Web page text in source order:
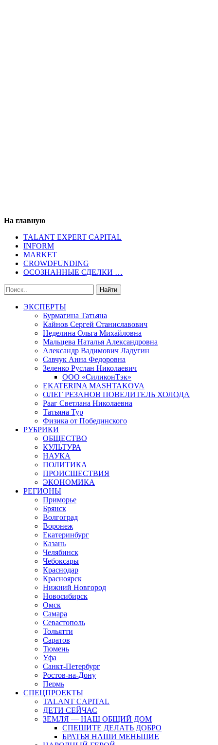
На главную
TALANT EXPERT CAPITAL
INFORM
MARKET
CROWDFUNDING
ОСОЗНАННЫЕ СДЕЛКИ …
ЭКСПЕРТЫ
Бурмагина Татьяна
Кайнов Сергей Станиславович
Неделина Ольга Михайловна
Мальцева Наталья Александровна
Александр Вадимович Ладугин
Савчук Анна Федоровна
Зеленко Руслан Николаевич
ООО «СиликонТэк»
EKATERINA MASHTAKOVA
ОЛЕГ РЕЗАНОВ ПОВЕЛИТЕЛЬ ХОЛОДА
Рааг Светлана Николаевна
Татьяна Тур
Физика от Побединского
РУБРИКИ
ОБЩЕСТВО
КУЛЬТУРА
НАУКА
ПОЛИТИКА
ПРОИСШЕСТВИЯ
ЭКОНОМИКА
РЕГИОНЫ
Приморье
Брянск
Волгоград
Воронеж
Екатеринбург
Казань
Челябинск
Чебоксары
Краснодар
Красноярск
Нижний Новгород
Новосибирск
Омск
Самара
Севастополь
Тольятти
Саратов
Тюмень
Уфа
Санкт-Петербург
Ростов-на-Дону
Пермь
СПЕЦПРОЕКТЫ
TALANT CAPITAL
ДЕТИ СЕЙЧАС
ЗЕМЛЯ — НАШ ОБЩИЙ ДОМ
СПЕШИТЕ ДЕЛАТЬ ДОБРО
БРАТЬЯ НАШИ МЕНЬШИЕ